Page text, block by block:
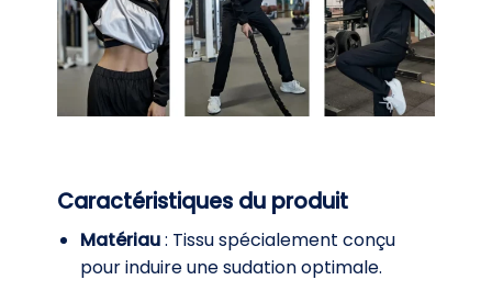
Caractéristiques du produit
Matériau: Tissu spécialement conçu
pour induire une sudation optimale.